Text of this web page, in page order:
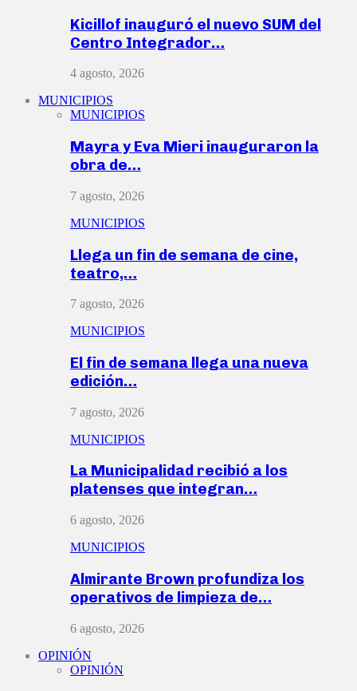
Kicillof inauguró el nuevo SUM del
Centro Integrador…
4 agosto, 2026
MUNICIPIOS
MUNICIPIOS
Mayra y Eva Mieri inauguraron la
obra de…
7 agosto, 2026
MUNICIPIOS
Llega un fin de semana de cine,
teatro,…
7 agosto, 2026
MUNICIPIOS
El fin de semana llega una nueva
edición…
7 agosto, 2026
MUNICIPIOS
La Municipalidad recibió a los
platenses que integran…
6 agosto, 2026
MUNICIPIOS
Almirante Brown profundiza los
operativos de limpieza de…
6 agosto, 2026
OPINIÓN
OPINIÓN